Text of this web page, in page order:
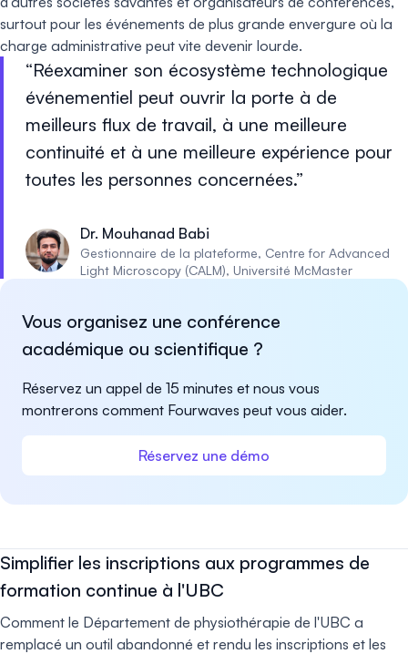
surtout pour les événements de plus grande envergure où la
charge administrative peut vite devenir lourde.
Réexaminer son écosystème technologique
événementiel peut ouvrir la porte à de
meilleurs flux de travail, à une meilleure
continuité et à une meilleure expérience pour
toutes les personnes concernées.
Dr. Mouhanad Babi
Gestionnaire de la plateforme, Centre for Advanced
Light Microscopy (CALM), Université McMaster
Vous organisez une conférence
académique ou scientifique ?
Réservez un appel de 15 minutes et nous vous
montrerons comment Fourwaves peut vous aider.
Réservez une démo
Simplifier les inscriptions aux programmes de
formation continue à l'UBC
Comment le Département de physiothérapie de l'UBC a
remplacé un outil abandonné et rendu les inscriptions et les